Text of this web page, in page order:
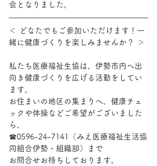
会となりました。
＜ どなたでもご参加いただけます！一
緒に健康づくりを楽しみませんか？ ＞
私たち医療福祉生協は、伊勢市内へ出
向き健康づくりを広げる活動をしてい
ます。
お住まいの地区の集まりへ、健康チェ
ックや体操などご希望がございました
ら、
☎0596-24-7141（みえ医療福祉生活協
同組合伊勢・組織部）まで
お問合せお待ちしております。